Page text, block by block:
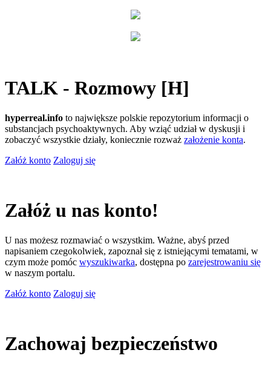
TALK - Rozmowy [H]
hyperreal.info to największe polskie repozytorium informacji o
substancjach psychoaktywnych. Aby wziąć udział w dyskusji i
zobaczyć wszystkie działy, koniecznie rozważ założenie konta.
Załóż konto Zaloguj się
Załóż u nas konto!
U nas możesz rozmawiać o wszystkim. Ważne, abyś przed
napisaniem czegokolwiek, zapoznał się z istniejącymi tematami, w
czym może pomóc wyszukiwarka, dostępna po zarejestrowaniu się
w naszym portalu.
Załóż konto Zaloguj się
Zachowaj bezpieczeństwo